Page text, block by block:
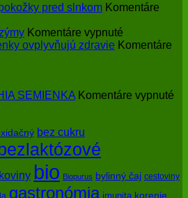
pred slnkom Komentáre
Komentáre vypnuté
Zázrak
ovplyvňujú zdravie Komentáre
SEMIENKA Komentáre vypnuté
bez cukru
bio Biopurus bylinný čaj cestoviny
gastronómia imunita korenie